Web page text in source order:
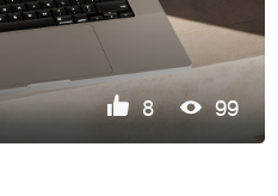
8 99